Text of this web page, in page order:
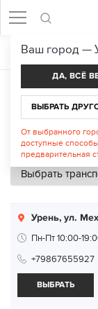
ЖЕНСКАЯ ОБУВЬ
Доставка в
Срок доставки:
Урень, ул.
Пн-Пт 10:00-
+79867655927
ВЫБРАТЬ
Ваш город —
ДА, ВСЁ
ВЫБРАТЬ
От выбранного
доступные
предварительная